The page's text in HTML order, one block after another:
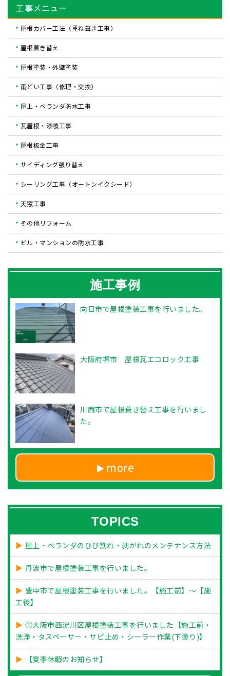
工事メニュー
屋根カバー工法（重ね葺き工事）
屋根葺き替え
屋根塗装・外壁塗装
雨どい工事（修理・交換）
屋上・ベランダ防水工事
瓦屋根・漆喰工事
屋根板金工事
サイディング張り替え
シーリング工事（オートンイクシード）
天窓工事
その他リフォーム
ビル・マンションの防水工事
施工事例
向日市で屋根塗装工事を行いました。
大阪府堺市 屋根瓦エコロック工事
川西市で屋根葺き替え工事を行いまし
た。
more
TOPICS
屋上・ベランダのひび割れ・剥がれのメンテナンス方法
丹波市で屋根塗装工事を行いました。
豊中市で屋根塗装工事を行いました。【施工前】～【施
工後】
①大阪市西淀川区屋根塗装工事を行いました【施工前・
洗浄・タスペーサー・サビ止め・シーラー作業(下塗り)】
【夏季休暇のお知らせ】